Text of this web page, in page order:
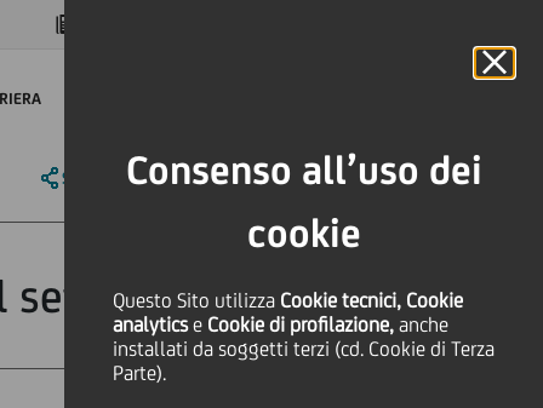
Consenso all’uso dei
cookie
Questo Sito utilizza Cookie tecnici, Cookie
analyticse Cookie di profilazione, anche
installati da soggetti terzi (cd. Cookie di Terza
Parte).
SHARE PRINT SEND
settimo anno